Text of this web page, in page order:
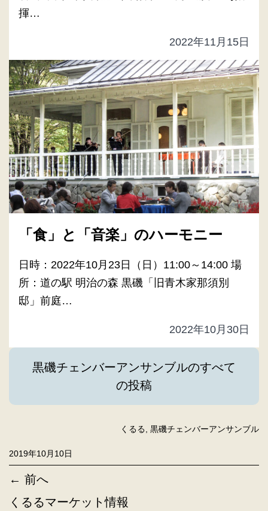
揮…
2022年11月15日
「食」と「音楽」のハーモニー
日時：2022年10月23日（日）11:00～14:00 場
所：道の駅 明治の森 黒磯「旧青木家那須別
邸」前庭…
2022年10月30日
黒磯チェンバーアンサンブルのすべて
の投稿
くるる, 黒磯チェンバーアンサンブル
2019年10月10日
← 前へ
くるるマーケット情報